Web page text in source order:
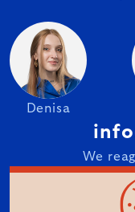
Denisa
We